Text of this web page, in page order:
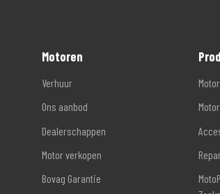
Motoren
Verhuur
Ons aanbod
Dealerschappen
Motor verkopen
Bovag Garantie